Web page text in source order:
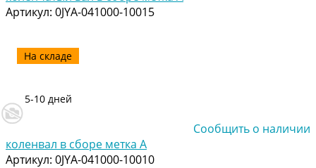
Артикул: 0JYA-041000-10015
На складе
5-10 дней
Сообщить о наличии
коленвал в сборе метка А
Артикул: 0JYA-041000-10010